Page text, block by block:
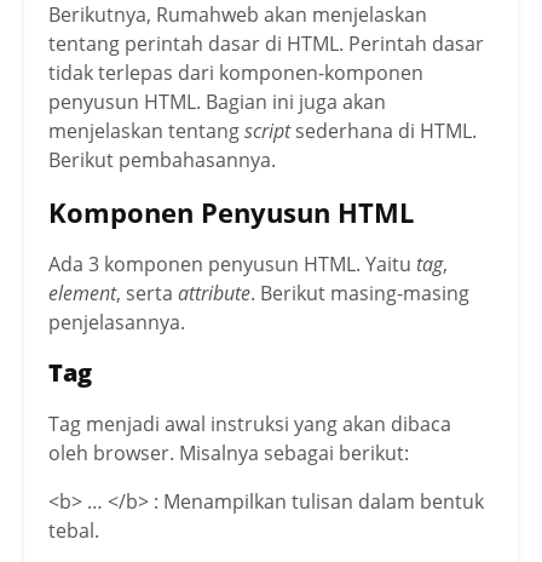
Berikutnya, Rumahweb akan menjelaskan
tentang perintah dasar di HTML. Perintah dasar
tidak terlepas dari komponen-komponen
penyusun HTML. Bagian ini juga akan
menjelaskan tentangscriptsederhana di HTML.
Berikut pembahasannya.
Komponen Penyusun HTML
Ada 3 komponen penyusun HTML. Yaitu tag,
element, serta attribute. Berikut masing-masing
penjelasannya.
Tag
Tag menjadi awal instruksi yang akan dibaca
oleh browser. Misalnya sebagai berikut:
<b> … </b> : Menampilkan tulisan dalam bentuk
tebal.